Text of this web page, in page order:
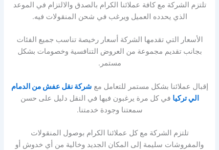
تلتزم الشركة مع كافة عملائنا الكرام بالصدق والالتزام في الموعد
الذي يحدده العميل ويرغب في شحن المنقولات فيه.
الأسعار التي تقدمها الشركة أسعار رخيصة تناسب جميع الفئات
بجانب تقديم مجموعة من العروض التنافسية وخصومات بشكل
مستمر.
إقبال عملائنا بشكل مستمر للتعامل مع شركة نقل عفش من الدمام
الي تركيا في كل مرة يرغبون فيها في النقل دليل على حسن
سمعتنا وجودة خدمتنا.
تلتزم الشركة مع كل عملائنا الكرام بوصول المنقولات
والمفروشات سليمة إلى المكان الجديد وخالية من أي خدوش أو